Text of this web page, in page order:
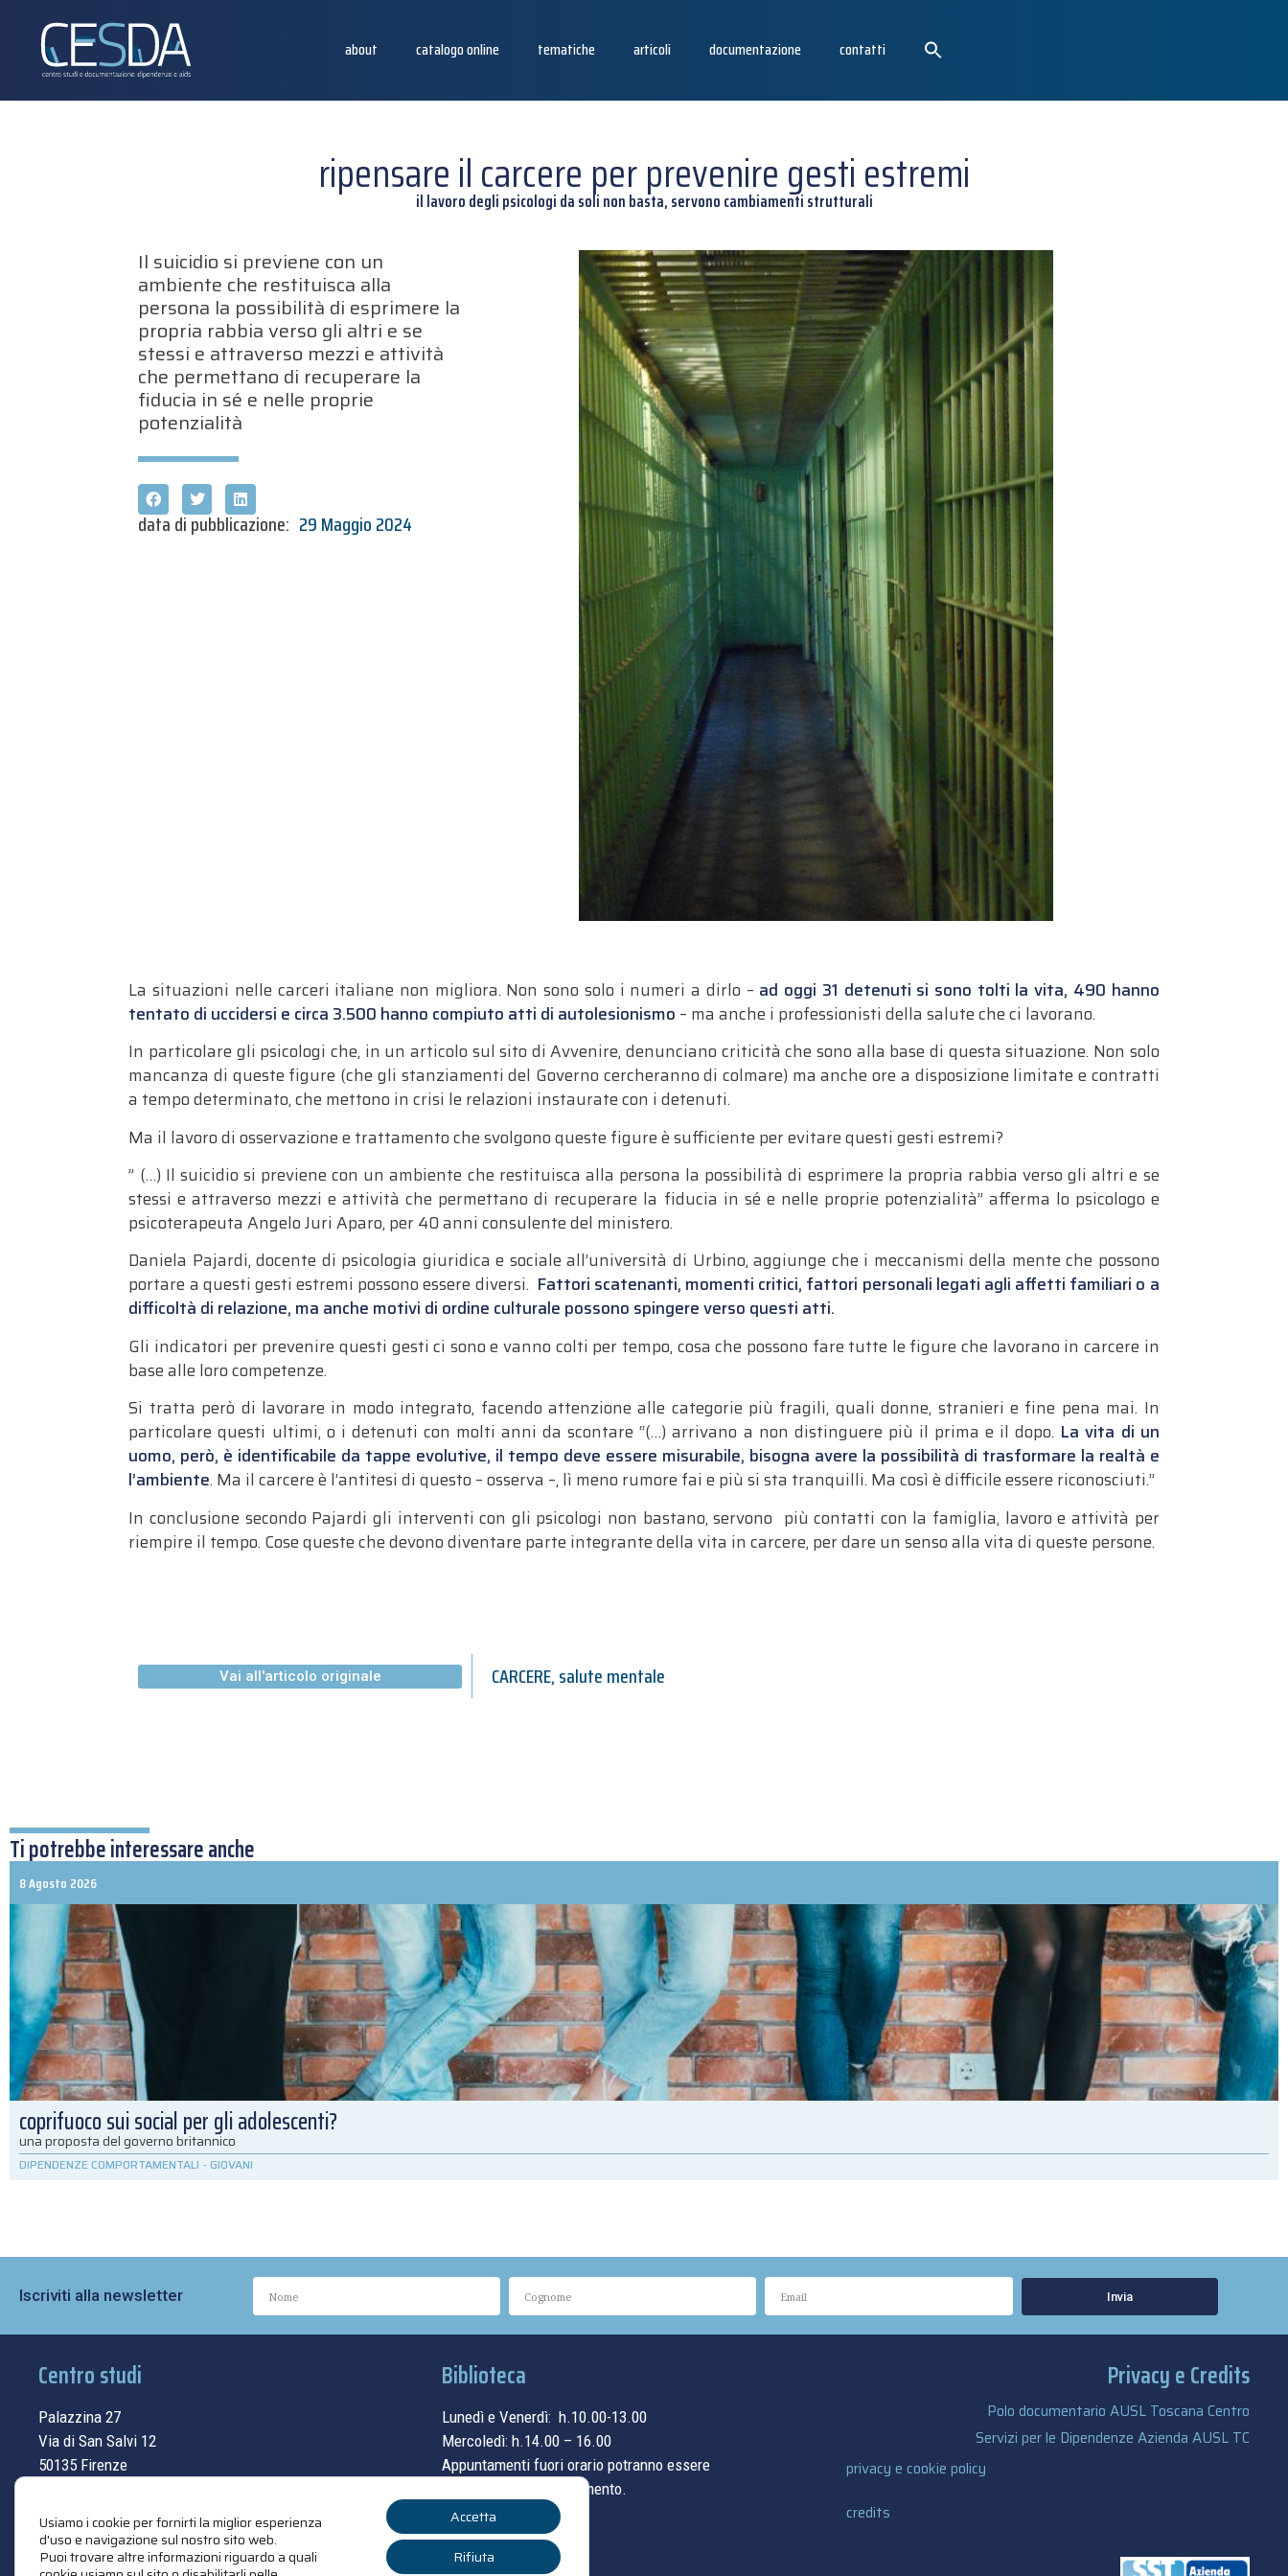
about catalogo online tematiche articoli documentazione contatti
ripensare il carcere per prevenire gesti estremi
il lavoro degli psicologi da soli non basta, servono cambiamenti strutturali
Il suicidio si previene con un
ambiente che restituisca alla
persona la possibilità di esprimere la
propria rabbia verso gli altri e se
stessi e attraverso mezzi e attività
che permettano di recuperare la
fiducia in sé e nelle proprie
potenzialità
data di pubblicazione: 29 Maggio 2024
La situazioni nelle carceri italiane non migliora. Non sono solo i numeri a dirlo – ad oggi 31 detenuti si sono tolti la vita, 490 hanno
tentato di uccidersi e circa 3.500 hanno compiuto atti di autolesionismo – ma anche i professionisti della salute che ci lavorano.
In particolare gli psicologi che, in un articolo sul sito di Avvenire, denunciano criticità che sono alla base di questa situazione. Non solo
mancanza di queste figure (che gli stanziamenti del Governo cercheranno di colmare) ma anche ore a disposizione limitate e contratti
a tempo determinato, che mettono in crisi le relazioni instaurate con i detenuti.
Ma il lavoro di osservazione e trattamento che svolgono queste figure è sufficiente per evitare questi gesti estremi?
” (…) Il suicidio si previene con un ambiente che restituisca alla persona la possibilità di esprimere la propria rabbia verso gli altri e se
stessi e attraverso mezzi e attività che permettano di recuperare la fiducia in sé e nelle proprie potenzialità” afferma lo psicologo e
psicoterapeuta Angelo Juri Aparo, per 40 anni consulente del ministero.
Daniela Pajardi, docente di psicologia giuridica e sociale all’università di Urbino, aggiunge che i meccanismi della mente che possono
portare a questi gesti estremi possono essere diversi. Fattori scatenanti, momenti critici, fattori personali legati agli affetti familiari o a
difficoltà di relazione, ma anche motivi di ordine culturale possono spingere verso questi atti.
Gli indicatori per prevenire questi gesti ci sono e vanno colti per tempo, cosa che possono fare tutte le figure che lavorano in carcere in
base alle loro competenze.
Si tratta però di lavorare in modo integrato, facendo attenzione alle categorie più fragili, quali donne, stranieri e fine pena mai. In
particolare questi ultimi, o i detenuti con molti anni da scontare “(…) arrivano a non distinguere più il prima e il dopo. La vita di un
uomo, però, è identificabile da tappe evolutive, il tempo deve essere misurabile, bisogna avere la possibilità di trasformare la realtà e
l’ambiente. Ma il carcere è l’antitesi di questo – osserva –, lì meno rumore fai e più si sta tranquilli. Ma così è difficile essere riconosciuti.”
In conclusione secondo Pajardi gli interventi con gli psicologi non bastano, servono più contatti con la famiglia, lavoro e attività per
riempire il tempo. Cose queste che devono diventare parte integrante della vita in carcere, per dare un senso alla vita di queste persone.
Vai all'articolo originale CARCERE,salute mentale
Ti potrebbe interessare anche
8 Agosto 2026
coprifuoco sui social per gli adolescenti?
una proposta del governo britannico
DIPENDENZE COMPORTAMENTALI - GIOVANI
Iscriviti alla newsletter Invia
Centro studi
Palazzina 27
Via di San Salvi 12
50135 Firenze
contatti
Biblioteca
Lunedì e Venerdì: h.10.00-13.00
Mercoledì: h.14.00 – 16.00
Appuntamenti fuori orario potranno essere
concordati su appuntamento.
Privacy e Credits
Polo documentario AUSL Toscana Centro
Servizi per le Dipendenze Azienda AUSL TC
privacy e cookie policy
credits
Usiamo i cookie per fornirti la miglior esperienza
d'uso e navigazione sul nostro sito web.
Puoi trovare altre informazioni riguardo a quali
Accetta
Rifiuta